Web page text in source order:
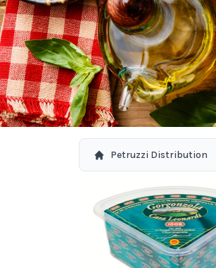
Petruzzi Distribution